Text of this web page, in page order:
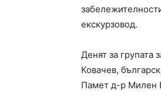
екскурзовод.
Денят за групата
Ковачев,
Памет д-р Милен